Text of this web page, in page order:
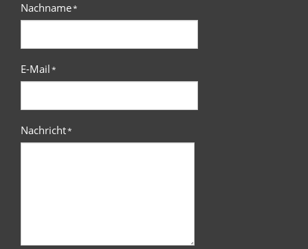
Nachname*
E-Mail*
Nachricht*